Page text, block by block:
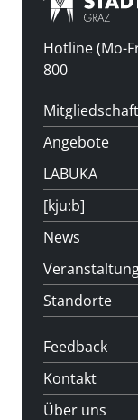
Hotline (Mo-
800
Mitgliedschaft
Angebote
LABUKA
[kju:b]
News
Standorte
Feedback
Kontakt
Über uns